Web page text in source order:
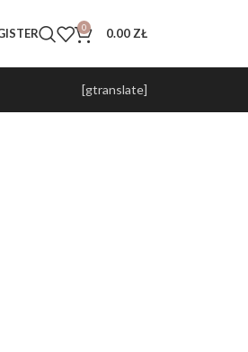
0 0.00 ZŁ
[gtranslate]